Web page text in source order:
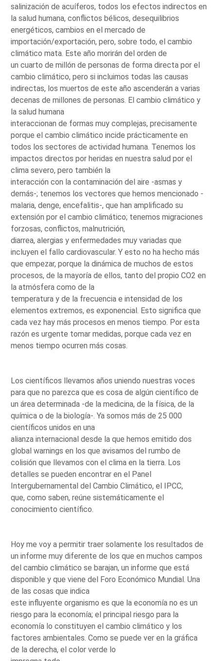
salinización de acuíferos, todos los efectos indirectos en
la salud humana, conflictos bélicos, desequilibrios
energéticos, cambios en el mercado de
importación/exportación, pero, sobre todo, el cambio
climático mata. Este año morirán del orden de
un cuarto de millón de personas de forma directa por el
cambio climático, pero si incluimos todas las causas
indirectas, los muertos de este año ascenderán a varias
decenas de millones de personas. El cambio climático y
la salud humana
interaccionan de formas muy complejas, precisamente
porque el cambio climático incide prácticamente en
todos los sectores de actividad humana. Tenemos los
impactos directos por heridas en nuestra salud por el
clima severo, pero también la
interacción con la contaminación del aire -asmas y
demás-; tenemos los vectores que hemos mencionado -
malaria, denge, encefalitis-, que han amplificado su
extensión por el cambio climático; tenemos migraciones
forzosas, conflictos, malnutrición,
diarrea, alergias y enfermedades muy variadas que
incluyen el fallo cardiovascular. Y esto no ha hecho más
que empezar, porque la dinámica de muchos de estos
procesos, de la mayoría de ellos, tanto del propio CO2 en
la atmósfera como de la
temperatura y de la frecuencia e intensidad de los
elementos extremos, es exponencial. Esto significa que
cada vez hay más procesos en menos tiempo. Por esta
razón es urgente tomar medidas, porque cada vez en
menos tiempo ocurren más cosas.
Los científicos llevamos años uniendo nuestras voces
para que no parezca que es cosa de algún científico de
un área determinada -de la medicina, de la física, de la
química o de la biología-. Ya somos más de 25 000
científicos unidos en una
alianza internacional desde la que hemos emitido dos
global warnings en los que avisamos del rumbo de
colisión que llevamos con el clima en la tierra. Los
detalles se pueden encontrar en el Panel
Intergubernamental del Cambio Climático, el IPCC,
que, como saben, reúne sistemáticamente el
conocimiento científico.
Hoy me voy a permitir traer solamente los resultados de
un informe muy diferente de los que en muchos campos
del cambio climático se barajan, un informe que está
disponible y que viene del Foro Económico Mundial. Una
de las cosas que indica
este influyente organismo es que la economía no es un
riesgo para la economía; el principal riesgo para la
economía lo constituyen el cambio climático y los
factores ambientales. Como se puede ver en la gráfica
de la derecha, el color verde lo